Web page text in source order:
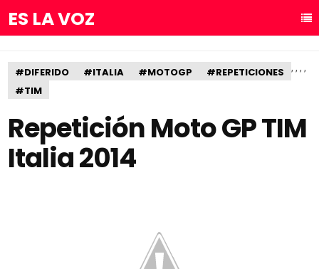
ES LA VOZ
#DIFERIDO ,
#ITALIA ,
#MOTOGP ,
#REPETICIONES ,
#TIM
Repetición Moto GP TIM
Italia 2014